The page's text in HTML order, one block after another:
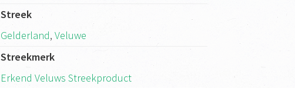
Streek
Gelderland,Veluwe
Streekmerk
Erkend Veluws Streekproduct